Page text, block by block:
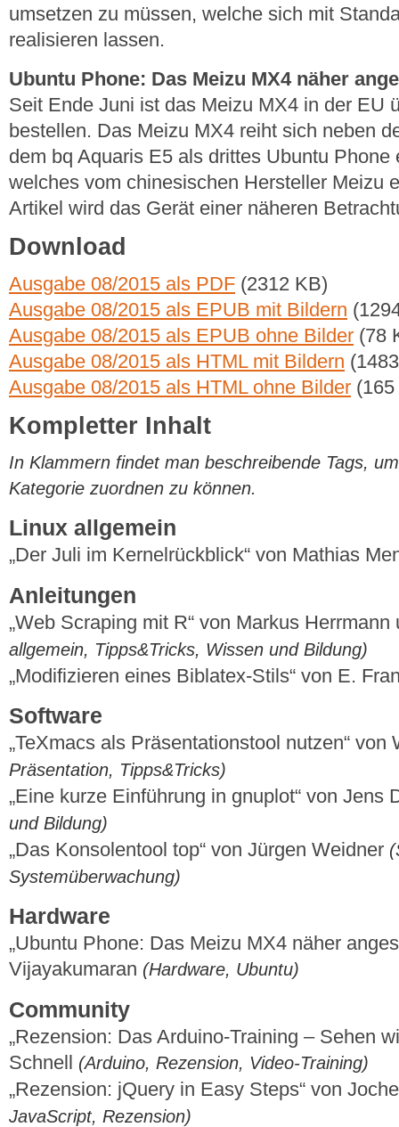
umsetzen zu müssen, welche sich mit
realisieren lassen.
Ubuntu Phone: Das Meizu MX4 näher
Seit Ende Juni ist das Meizu MX4 in der EU
bestellen. Das Meizu MX4 reiht sich neben
dem bq Aquaris E5 als drittes Ubuntu
welches vom chinesischen Hersteller Meizu
Artikel wird das Gerät einer näheren
Download
Ausgabe 08/2015 als PDF (2312 KB)
Ausgabe 08/2015 als EPUB mit Bildern
Ausgabe 08/2015 als EPUB ohne Bilder (78
Ausgabe 08/2015 als HTML mit Bildern
Ausgabe 08/2015 als HTML ohne Bilder
Kompletter Inhalt
In Klammern findet man beschreibende Tags,
Kategorie zuordnen zu können.
Linux allgemein
„Der Juli im Kernelrückblick“ von Mathias
Anleitungen
„Web Scraping mit R“ von Markus
allgemein, Tipps&Tricks, Wissen und Bildung)
„Modifizieren eines Biblatex-Stils“ von E.
Software
„TeXmacs als Präsentationstool nutzen“
Präsentation, Tipps&Tricks)
„Eine kurze Einführung in gnuplot“ von Jens
und Bildung)
„Das Konsolentool top“ von Jürgen Weidner
Systemüberwachung)
Hardware
„Ubuntu Phone: Das Meizu MX4 näher
Vijayakumaran (Hardware, Ubuntu)
Community
„Rezension: Das Arduino-Training – Sehen
Schnell (Arduino, Rezension, Video-Training)
„Rezension: jQuery in Easy Steps“ von
JavaScript, Rezension)